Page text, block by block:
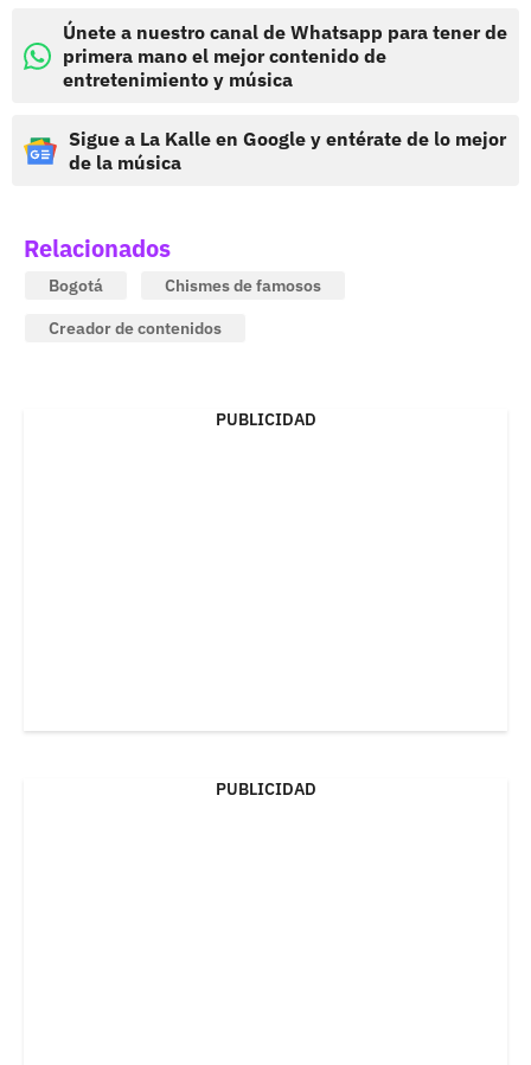
Únete a nuestro canal de Whatsapp para tener de
primera mano el mejor contenido de
entretenimiento y música
Sigue a La Kalle en Google y entérate de lo mejor
de la música
Relacionados
Bogotá
Chismes de famosos
Creador de contenidos
PUBLICIDAD
PUBLICIDAD